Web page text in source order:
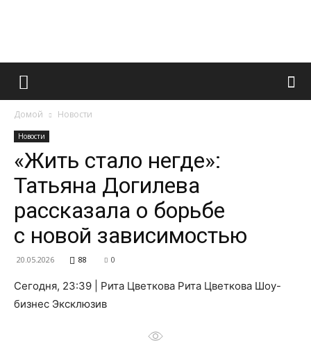
Французский
и
Домой Новости
Новости
«Жить стало негде»:
Татьяна Догилева
рассказала о борьбе
с новой зависимостью
20.05.2026 88 0
Сегодня, 23:39 | Рита Цветкова Рита Цветкова Шоу-
бизнес Эксклюзив